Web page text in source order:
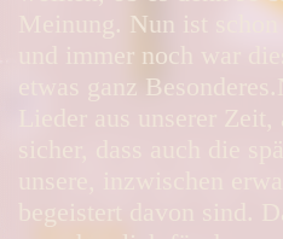
Meinung. Nun ist
und immer noch war
etwas ganz
Lieder aus unserer
sicher, dass auch die
unsere, inzwischen
begeistert davon sind.